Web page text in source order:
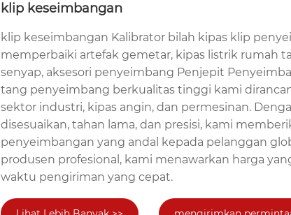
klip keseimbangan
klip keseimbangan Kalibrator bilah kipas klip
memperbaiki artefak gemetar, kipas listrik rumah
senyap, aksesori penyeimbang Penjepit
tang penyeimbang berkualitas tinggi kami
sektor industri, kipas angin, dan permesinan.
disesuaikan, tahan lama, dan presisi, kami
penyeimbangan yang andal kepada pelanggan
produsen profesional, kami menawarkan harga
waktu pengiriman yang cepat.